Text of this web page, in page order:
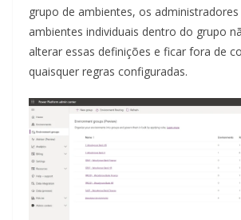
grupo de ambientes, os administradores
ambientes individuais dentro do grupo
alterar essas definições e ficar fora de
quaisquer regras configuradas.